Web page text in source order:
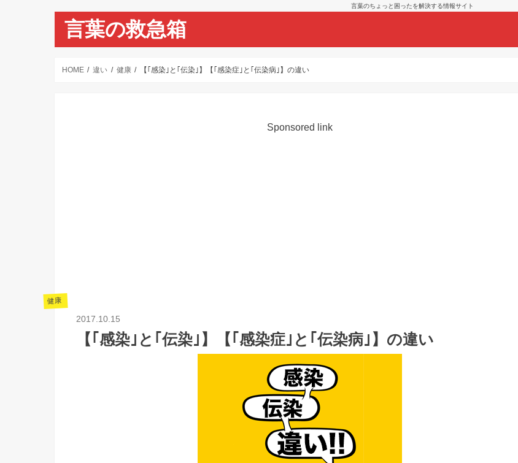
言葉のちょっと困ったを解決する情報サイト
言葉の救急箱
HOME 違い 健康 【｢感染｣と｢伝染｣】【｢感染症｣と｢伝染病｣】の違い
Sponsored link
健康
2017.10.15
【｢感染｣と｢伝染｣】【｢感染症｣と｢伝染病｣】の違い